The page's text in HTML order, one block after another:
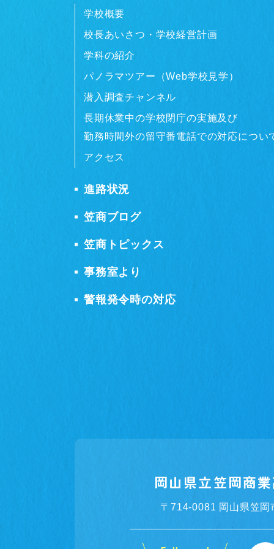
学校概要
校長あいさつ・学校経営計画
学科の紹介
パノラマツアー（Web学校見学）
潜入調査チャンネル
長期休業中の学校閉庁の実施及び
勤務時間外の留守番電話での対応につい
アクセス
進路状況
笠商ブログ
笠商トピックス
事務室より
警報発令時の対応
岡山県立笠岡商
〒714-0081 岡山県笠岡